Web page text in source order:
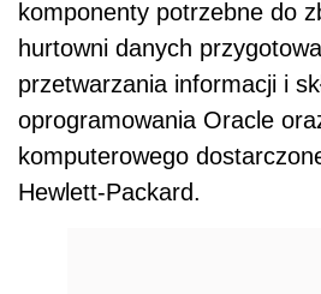
komponenty potrzebne do
hurtowni danych
przetwarzania informacji i
oprogramowania Oracle
komputerowego
Hewlett-Packard.